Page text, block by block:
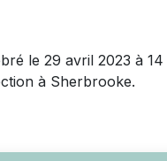
le 29 avril 2023 à
à Sherbrooke.